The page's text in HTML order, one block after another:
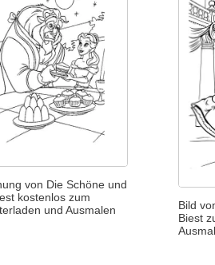
von Die Schöne und
kostenlos zum
und Ausmalen
Bild
Biest